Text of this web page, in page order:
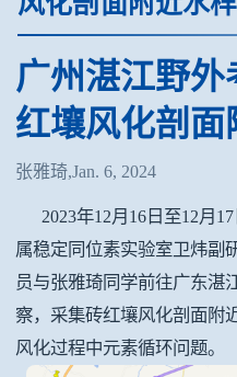
广州湛江野
红壤风化剖面
张雅琦,Jan. 6, 2024
2023年12月16日至12月
属稳定同位素实验室卫炜副
员与张雅琦同学前往广东湛
察，采集砖红壤风化剖面附
风化过程中元素循环问题。